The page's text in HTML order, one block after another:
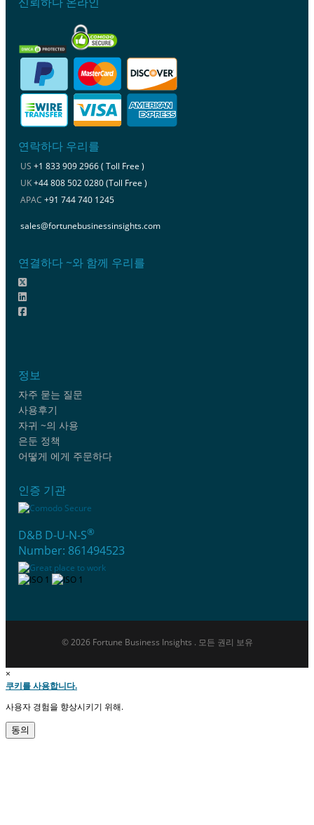
연락하다 우리를
US +1 833 909 2966 ( Toll Free )
UK+44 808 502 0280 (Toll Free )
APAC +91 744 740 1245
sales@fortunebusinessinsights.com
연결하다 ~와 함께 우리를
정보
자주 묻는 질문
사용후기
자귀 ~의 사용
은둔 정책
어떻게 에게 주문하다
인증 기관
D&B D-U-N-S®
Number: 861494523
© 2026 Fortune Business Insights . 모든 권리 보유
×
쿠키를 사용합니다.
사용자 경험을 향상시키기 위해.
동의